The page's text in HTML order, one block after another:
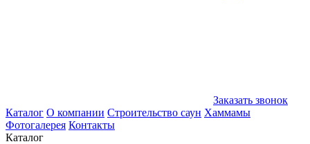
Заказать звонок
Каталог О компании Строительство саун Хаммамы
Фотогалерея Контакты
Каталог